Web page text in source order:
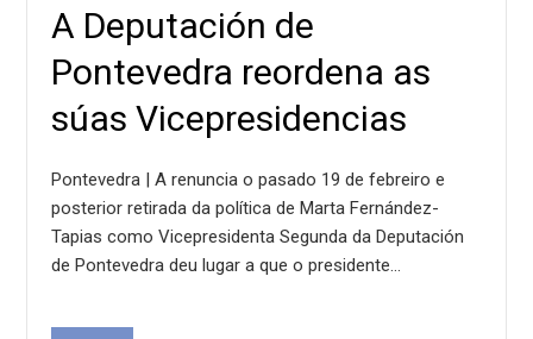
A Deputación de
Pontevedra reordena as
súas Vicepresidencias
Pontevedra | A renuncia o pasado 19 de febreiro e
posterior retirada da política de Marta Fernández-
Tapias como Vicepresidenta Segunda da Deputación
de Pontevedra deu lugar a que o presidente…